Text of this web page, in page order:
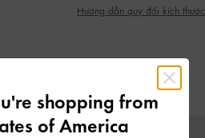
Hướng dẫn quy đổi kích thước
shopping from
of America